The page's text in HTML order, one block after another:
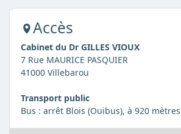
Accès
Cabinet du Dr GILLES VIOUX
7 Rue MAURICE PASQUIER
41000 Villebarou
Transport public
Bus : arrêt Blois (Ouibus), à 920 mètres